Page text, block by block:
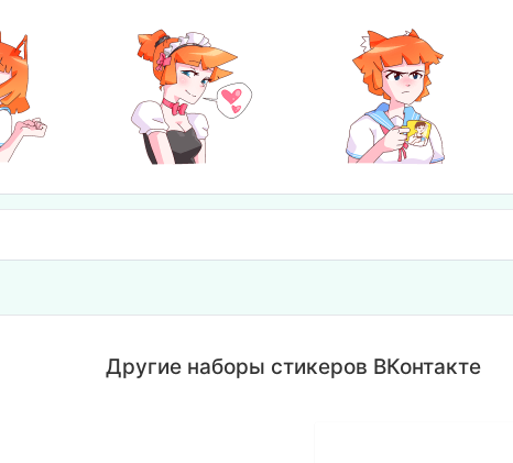
Другие наборы стикеров ВКонтакте